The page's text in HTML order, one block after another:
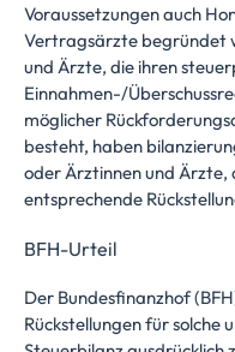
Voraussetzungen auch
Vertragsärzte begründet
und Ärzte, die ihren
Einnahmen-/
möglicher
besteht, haben
oder Ärztinnen und Ärzte,
entsprechende
BFH-Urteil
Der Bundesfinanzhof
Rückstellungen für solche